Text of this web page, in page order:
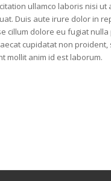
ullamco laboris nisi ut
Duis aute irure dolor in
cillum dolore eu fugiat nulla
cupidatat non proident,
mollit anim id est laborum.